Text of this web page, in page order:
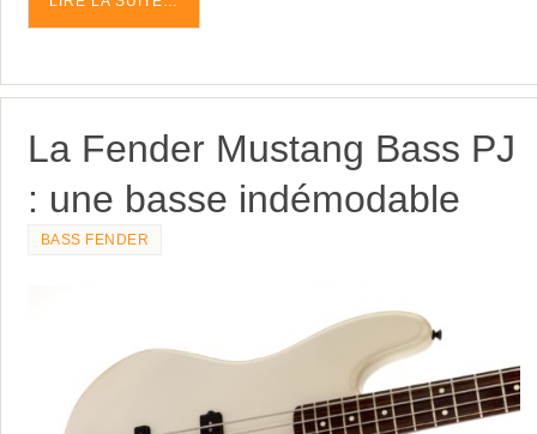
La Fender Mustang Bass PJ
: une basse indémodable